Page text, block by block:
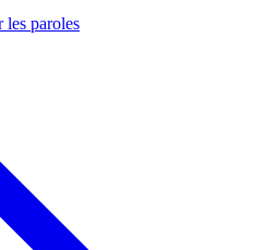
les paroles